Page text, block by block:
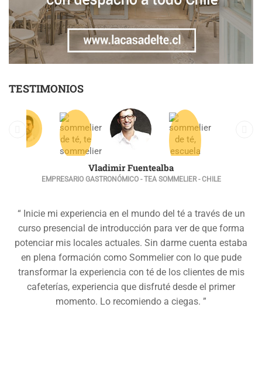
TESTIMONIOS
Vladimir Fuentealba
EMPRESARIO GASTRONÓMICO - TEA SOMMELIER - CHILE
“ Inicie mi experiencia en el mundo del té a través de un
curso presencial de introducción para ver de que forma
potenciar mis locales actuales. Sin darme cuenta estaba
en plena formación como Sommelier con lo que pude
transformar la experiencia con té de los clientes de mis
cafeterías, experiencia que disfruté desde el primer
momento. Lo recomiendo a ciegas. ”